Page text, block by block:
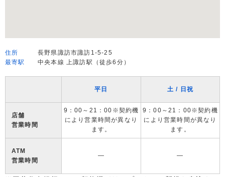
住所
長野県諏訪市諏訪1-5-25
最寄駅
中央本線 上諏訪駅（徒歩6分）
平日 土 / 日祝
店舗
営業時間
9：00～21：00※契約機
により営業時間が異なり
ます。
9：00～21：00※契約機
により営業時間が異なり
ます。
ATM
営業時間
― ―